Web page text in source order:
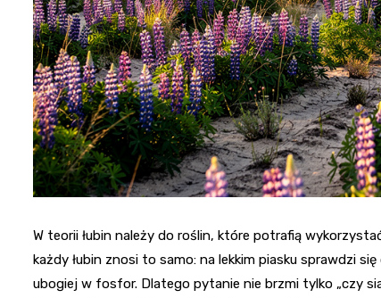
W teorii łubin należy do roślin, które potrafią
każdy łubin znosi to samo: na lekkim piasku sprawdzi
ubogiej w fosfor. Dlatego pytanie nie brzmi tylko „czy